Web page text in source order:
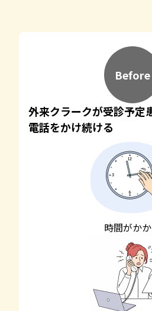
Before
外来クラークが受診予定
電話をかけ続ける
時間がか